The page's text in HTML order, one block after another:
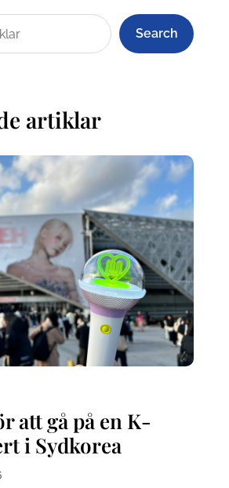
Search
artiklar
att gå på en K-
i Sydkorea